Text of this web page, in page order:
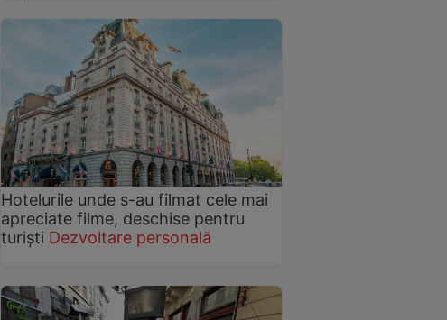
Hotelurile unde s-au filmat cele mai
apreciate filme, deschise pentru
turiști Dezvoltare personală